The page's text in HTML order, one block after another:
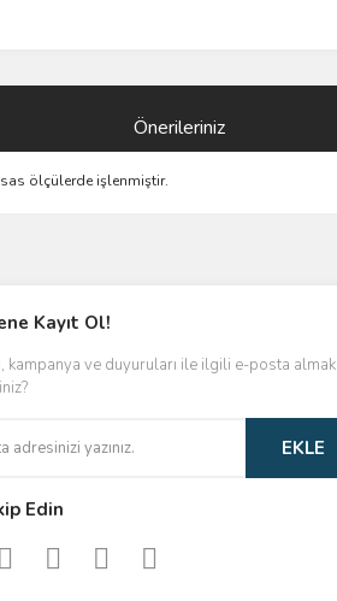
Önerileriniz
ölçülerde işlenmiştir.
Kayıt Ol!
kampanya ve duyuruları ile ilgili e-posta almak
EKLE
Edin